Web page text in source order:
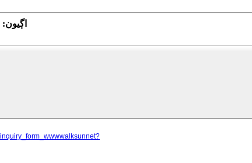
اڳيون: